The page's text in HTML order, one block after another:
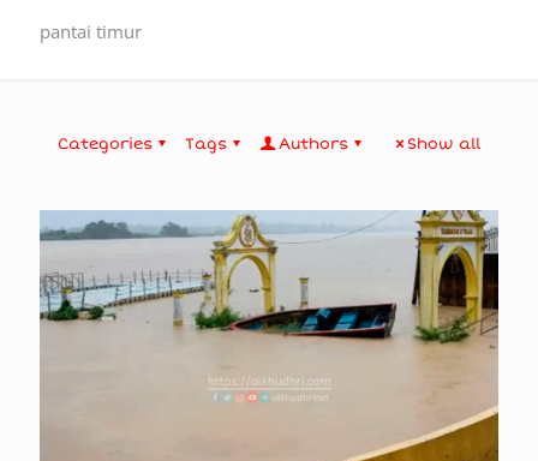
pantai timur
Categories Tags Authors Show all